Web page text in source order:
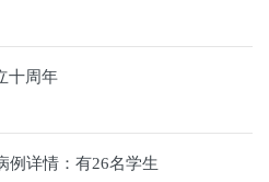
十周年
例详情：有26名学生